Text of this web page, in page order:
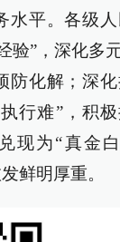
水平。各级
验”，深化多
防化解；深化
行难”，积
现为“真金
鲜明厚重。